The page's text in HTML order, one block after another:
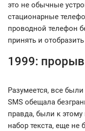
это не обычные
стационарные
проводной телефон
принять и
1999:
Разумеется, все
SMS обещала
правда, были к
набор текста, еще